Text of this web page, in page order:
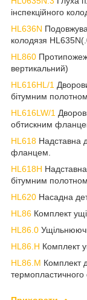
інспекційного
HL636N
колодязя
HL860
вертикальний)
HL616HL/1
бітумним полотном
HL616LW/1
обтискним
HL618 Надставна
фланцем.
HL618H
бітумним полотном.
HL620 Насадна
HL86 Комплект
HL86.0
HL86.H Комплект
HL86.M Комплект
термопластичного